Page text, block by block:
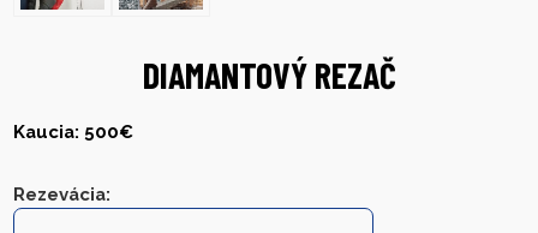
DIAMANTOVÝ REZAČ
Kaucia: 500€
Rezevácia: